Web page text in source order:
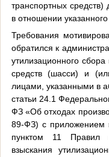
транспортных
в отношении
Требования
обратился к
утилизационного
средств (шасси) и
лицами, указанными в
статьи 24.1
ФЗ «Об отходах
89-ФЗ) с приложением
пунктом 11 Правил
взыскания